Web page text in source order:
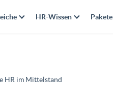
HR-Wissen Pakete
HR im Mittelstand